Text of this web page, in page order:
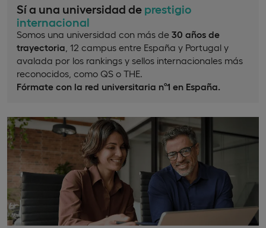
Sí a una universidad de prestigio
internacional
Somos una universidad con más de 30 años de
trayectoria , 12 campus entre España y Portugal y
avalada por los rankings y sellos internacionales más
reconocidos, como QS o THE.
Fórmate con la red universitaria nº1 en España.